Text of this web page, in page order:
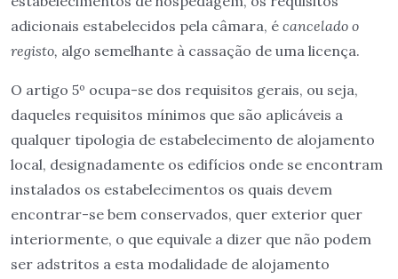
adicionais estabelecidos pela câmara, é cancelado o
registo, algo semelhante à cassação de uma licença.
O artigo 5º ocupa-se dos requisitos gerais, ou seja,
daqueles requisitos mínimos que são aplicáveis a
qualquer tipologia de estabelecimento de alojamento
local, designadamente os edifícios onde se encontram
instalados os estabelecimentos os quais devem
encontrar-se bem conservados, quer exterior quer
interiormente, o que equivale a dizer que não podem
ser adstritos a esta modalidade de alojamento